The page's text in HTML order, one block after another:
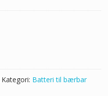
Kategori: Batteri til bærbar